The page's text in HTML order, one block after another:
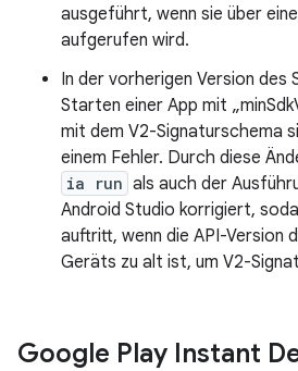
ausgeführt, wenn sie über
aufgerufen wird.
In der vorherigen Version des
Starten einer App mit
mit dem V2-Signaturschema
einem Fehler. Durch diese
ia run als auch der
Android Studio korrigiert,
auftritt, wenn die API-Version
Geräts zu alt ist, um V2-
Google Play Instant